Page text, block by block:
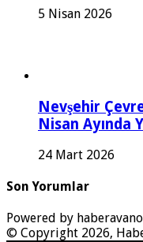
5 Nisan 2026
Nevşehir
Nisan Ayında
24 Mart 2026
Son Yorumlar
Powered by
© Copyright 2026,